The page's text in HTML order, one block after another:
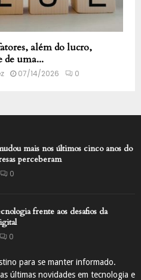
além do lucro,
de uma...
07/14/2026 0
mais nos últimos cinco anos do
perceberam
0
frente aos desafios da
0
para se manter informado.
últimas novidades em tecnologia e